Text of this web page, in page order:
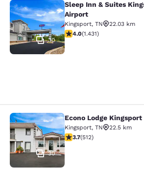
Sleep Inn & Suites
30
Sleep Inn & Suites
Airport
Kingsport, TN
22.03 km
4.03-Sterne-Bewertung.
4.0(1.431)
Econo Lodge Kingsport
30
Econo Lodge Kingsport
Kingsport, TN
22.5 km
3.68-Sterne-Bewertung.
3.7(512)